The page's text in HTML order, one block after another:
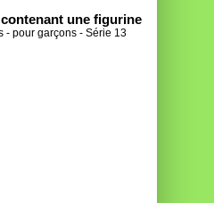
une figurine